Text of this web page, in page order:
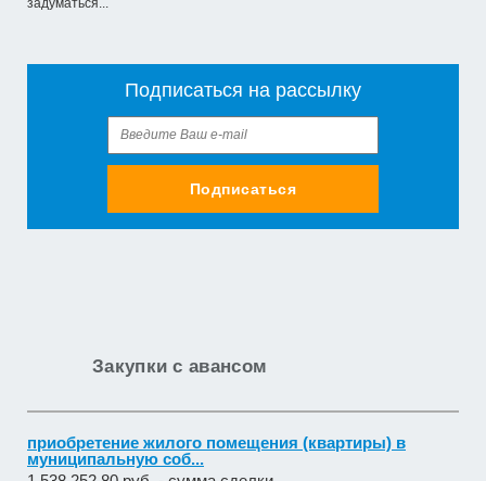
задуматься...
Подписаться на рассылку
Подписаться
Закупки с авансом
приобретение жилого помещения (квартиры) в
муниципальную соб...